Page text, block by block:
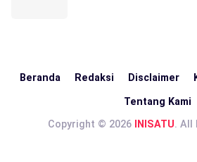
Beranda Redaksi Disclaimer
Tentang Kami
Copyright © 2026
INISATU. All